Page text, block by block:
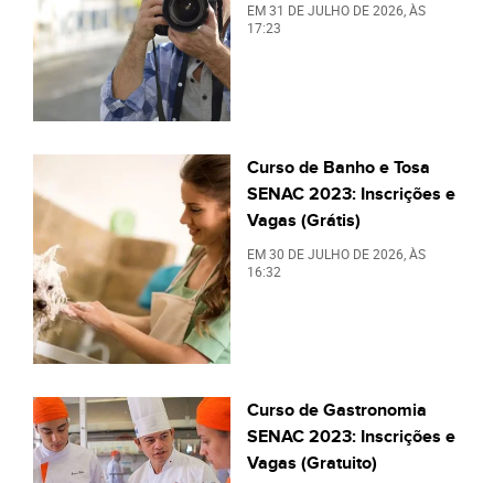
EM31 DE JULHO DE 2026, ÀS
17:23
Curso de Banho e Tosa
SENAC 2023: Inscrições e
Vagas (Grátis)
EM30 DE JULHO DE 2026 , ÀS
16:32
Curso de Gastronomia
SENAC 2023: Inscrições e
Vagas (Gratuito)